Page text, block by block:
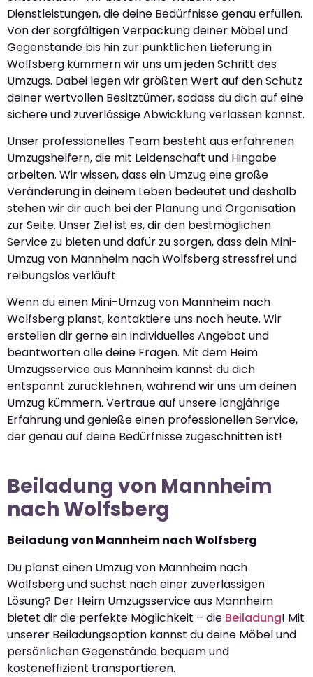
Dienstleistungen, die deine Bedürfnisse genau erfüllen.
Von der sorgfältigen Verpackung deiner Möbel und
Gegenstände bis hin zur pünktlichen Lieferung in
Wolfsberg kümmern wir uns um jeden Schritt des
Umzugs. Dabei legen wir größten Wert auf den Schutz
deiner wertvollen Besitztümer, sodass du dich auf eine
sichere und zuverlässige Abwicklung verlassen kannst.
Unser professionelles Team besteht aus erfahrenen
Umzugshelfern, die mit Leidenschaft und Hingabe
arbeiten. Wir wissen, dass ein Umzug eine große
Veränderung in deinem Leben bedeutet und deshalb
stehen wir dir auch bei der Planung und Organisation
zur Seite. Unser Ziel ist es, dir den bestmöglichen
Service zu bieten und dafür zu sorgen, dass dein Mini-
Umzug von Mannheim nach Wolfsberg stressfrei und
reibungslos verläuft.
Wenn du einen Mini-Umzug von Mannheim nach
Wolfsberg planst, kontaktiere uns noch heute. Wir
erstellen dir gerne ein individuelles Angebot und
beantworten alle deine Fragen. Mit dem Heim
Umzugsservice aus Mannheim kannst du dich
entspannt zurücklehnen, während wir uns um deinen
Umzug kümmern. Vertraue auf unsere langjährige
Erfahrung und genieße einen professionellen Service,
der genau auf deine Bedürfnisse zugeschnitten ist!
Beiladung von Mannheim
nach Wolfsberg
Beiladung von Mannheim nach Wolfsberg
Du planst einen Umzug von Mannheim nach
Wolfsberg und suchst nach einer zuverlässigen
Lösung? Der Heim Umzugsservice aus Mannheim
bietet dir die perfekte Möglichkeit – die Beiladung! Mit
unserer Beiladungsoption kannst du deine Möbel und
persönlichen Gegenstände bequem und
kosteneffizient transportieren.